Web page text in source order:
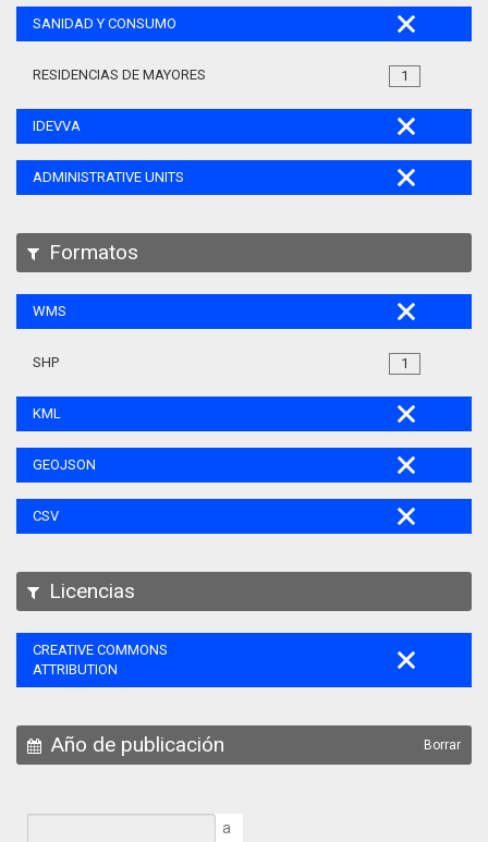
SANIDAD Y CONSUMO
1
RESIDENCIAS DE MAYORES
IDEVVA
ADMINISTRATIVE UNITS
Formatos
WMS
1
SHP
KML
GEOJSON
CSV
Licencias
CREATIVE COMMONS
ATTRIBUTION
Año de publicación Borrar
a